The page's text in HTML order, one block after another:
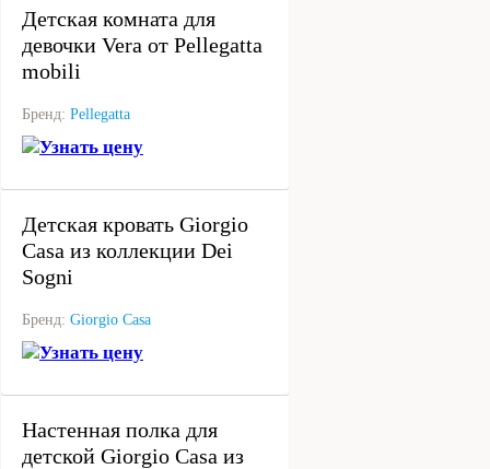
Детская комната для
девочки Vera от Pellegatta
mobili
Бренд: Pellegatta
Узнать цену
Детская кровать Giorgio
Casa из коллекции Dei
Sogni
Бренд: Giorgio Casa
Узнать цену
Настенная полка для
детской Giorgio Casa из